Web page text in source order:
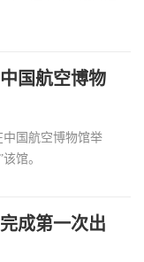
国航空博物
中国航空博物馆举
馆。
成第一次出